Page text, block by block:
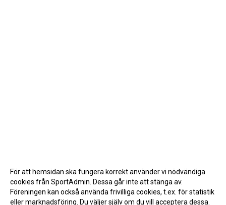
För att hemsidan ska fungera korrekt använder vi nödvändiga
cookies från SportAdmin. Dessa går inte att stänga av.
Föreningen kan också använda frivilliga cookies, t.ex. för statistik
eller marknadsföring. Du väljer själv om du vill acceptera dessa.